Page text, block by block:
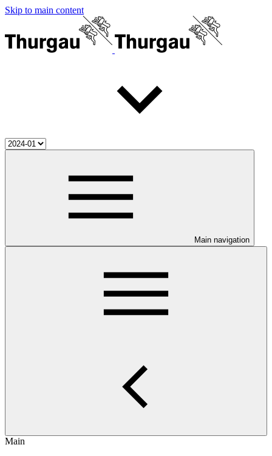
Skip to main content
Main navigation
Main